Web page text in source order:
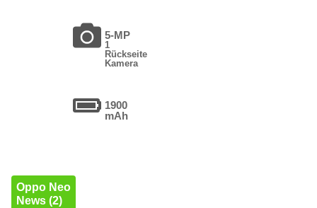
5-MP
1
Rückseite
Kamera
1900
mAh
Oppo Neo
News (2)